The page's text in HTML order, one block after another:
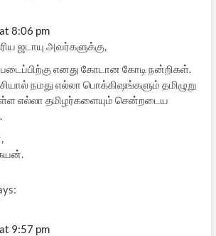
8:06 pm
ஜடாயு அவர்களுக்கு,
எனது கோடான கோடி நன்றிகள்.
நமது எல்லா பொக்கிஷங்களும் தமிழுறு
எல்லா தமிழர்களையும் சென்றடைய
9:57 pm